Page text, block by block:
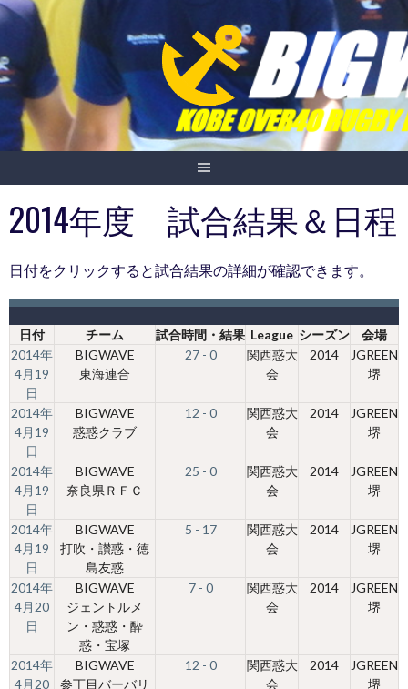
Skip
content
2014年度 試合結果＆日程
日付をクリックすると試合結果の詳細が確認できます。
日付 チーム 試合時間・結果 League シーズン
会場
2014年
4月19
日
BIGWAVE
東海連合
27 - 0
関西惑大
会
2014
JGREEN
堺
2014年
4月19
日
BIGWAVE
惑惑クラブ
12 - 0
関西惑大
会
2014
JGREEN
堺
2014年
4月19
日
BIGWAVE
奈良県ＲＦＣ
25 - 0
関西惑大
会
2014
JGREEN
堺
2014年
4月19
日
BIGWAVE
打吹・讃惑・徳
島友惑
5 - 17
関西惑大
会
2014
JGREEN
堺
2014年
4月20
日
BIGWAVE
ジェントルメ
ン・惑惑・酔
惑・宝塚
7 - 0
関西惑大
会
2014
JGREEN
堺
2014年
4月20
BIGWAVE
参丁目バーバリ
12 - 0
関西惑大
会
2014
JGREEN
堺